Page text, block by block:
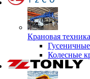
Крановая
Колесные